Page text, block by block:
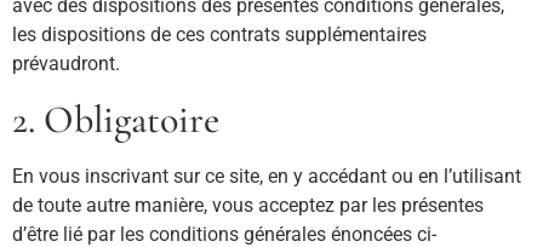
avec des dispositions des présentes conditions générales,
les dispositions de ces contrats supplémentaires
prévaudront.
2. Obligatoire
En vous inscrivant sur ce site, en y accédant ou en l’utilisant
de toute autre manière, vous acceptez par les présentes
d’être lié par les conditions générales énoncées ci-